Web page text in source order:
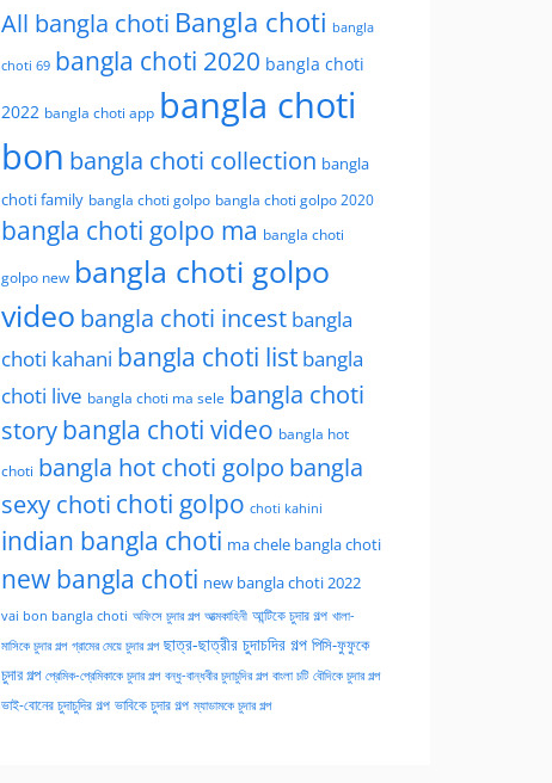
All bangla choti Bangla choti bangla
choti 69 bangla choti 2020 bangla choti
2022 bangla choti app bangla choti
bon bangla choti collection bangla
choti family bangla choti golpo bangla choti golpo 2020
bangla choti golpo ma bangla choti
golpo new bangla choti golpo
video bangla choti incest bangla
choti kahani bangla choti list bangla
choti live bangla choti ma sele bangla choti
storybangla choti video bangla hot
choti bangla hot choti golpo bangla
sexy choti choti golpo choti kahini
indian bangla choti ma chele bangla choti
new bangla choti new bangla choti 2022
vai bon bangla choti অফিসে চুদার গল্প আত্মকাহিনী আন্টিকে চুদার গল্প খালা-
মাসিকে চুদার গল্প গ্রামের মেয়ে চুদার গল্প ছাত্র-ছাত্রীর চুদাচদির গল্প পিসি-ফুফুকে
চুদার গল্প প্রেমিক-প্রেমিকাকে চুদার গল্প বন্ধু-বান্ধবীর চুদাচুদির গল্প বাংলা চটি বৌদিকে চুদার গল্প
ভাই-বোনের চুদাচুদির গল্প ভাবিকে চুদার গল্প ম্যাডামকে চুদার গল্প